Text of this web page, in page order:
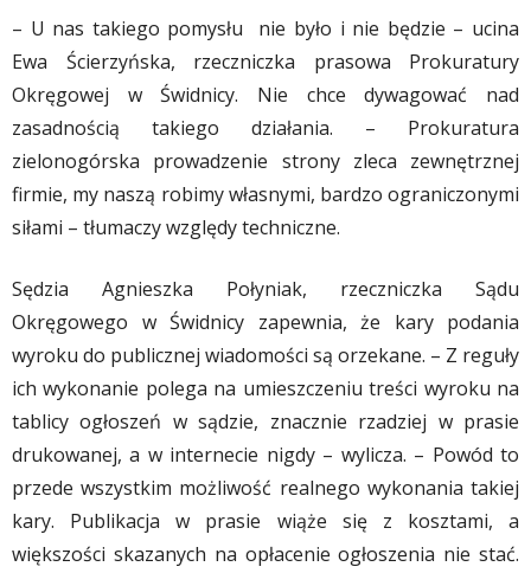
– U nas takiego pomysłu nie było i nie będzie – ucina
Ewa Ścierzyńska, rzeczniczka prasowa Prokuratury
Okręgowej w Świdnicy. Nie chce dywagować nad
zasadnością takiego działania. – Prokuratura
zielonogórska prowadzenie strony zleca zewnętrznej
firmie, my naszą robimy własnymi, bardzo ograniczonymi
siłami – tłumaczy względy techniczne.
Sędzia Agnieszka Połyniak, rzeczniczka Sądu
Okręgowego w Świdnicy zapewnia, że kary podania
wyroku do publicznej wiadomości są orzekane. – Z reguły
ich wykonanie polega na umieszczeniu treści wyroku na
tablicy ogłoszeń w sądzie, znacznie rzadziej w prasie
drukowanej, a w internecie nigdy – wylicza. – Powód to
przede wszystkim możliwość realnego wykonania takiej
kary. Publikacja w prasie wiąże się z kosztami, a
większości skazanych na opłacenie ogłoszenia nie stać.